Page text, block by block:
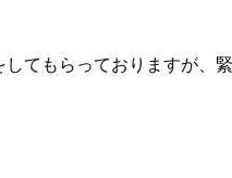
てもらっておりますが、